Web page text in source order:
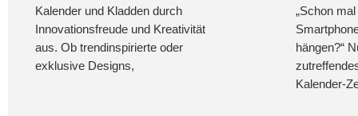
Kalender und Kladden durch
Innovationsfreude und Kreativität
aus. Ob trendinspirierte oder
exklusive Designs,
„Schon
hängen?“
Kalender-